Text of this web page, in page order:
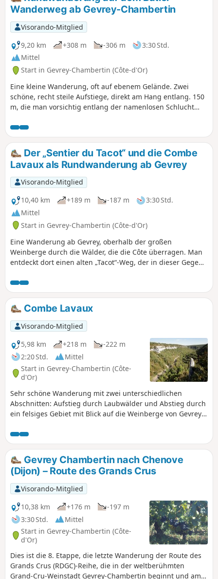
Wanderweg ab Gevrey-Chambertin
Visorando-Mitglied
9,20 km
+308 m -306 m
3:30 Std.
Mittel
Start in Gevrey-Chambertin (Côte-d'Or)
Eine kleine Wanderung, oft auf ebenem Gelände. Zwei
schöne, recht steile Aufstiege, direkt am Hang entlang. 150
m, die man vorsichtig entlang der namenlosen Schlucht
nie dicht und die Wege sind angenehm.
Der „Sentier du Tacot“ und die Combe
Lavaux als Rundwanderung ab Gevrey
Visorando-Mitglied
10,40 km
+189 m -187 m
3:30 Std.
Mittel
Start in Gevrey-Chambertin (Côte-d'Or)
Eine Wanderung ab Gevrey, oberhalb der großen
Weinberge durch die Wälder, die die Côte überragen. Man
entdeckt dort einen alten „Tacot“-Weg, der in dieser Gegend
den Tälern des Plateaus, bevor man über die Hänge der
Combe Lavaux, einem Naturschutzgebiet, zurückkehrt.
Combe Lavaux
Visorando-Mitglied
5,98 km
+218 m
-222 m
2:20 Std.
Mittel
Start in Gevrey-Chambertin (Côte-
d'Or)
Sehr schöne Wanderung mit zwei unterschiedlichen
Abschnitten: Aufstieg durch Laubwälder und Abstieg durch
ein felsiges Gebiet mit Blick auf die Weinberge von Gevrey
gibt es einige heikle Stufen. Gutes Schuhwerk erforderlich.
Gevrey Chambertin nach Chenove
(Dijon) – Route des Grands Crus
Visorando-Mitglied
10,38 km
+176 m
-197 m
3:30 Std.
Mittel
Start in Gevrey-Chambertin (Côte-
d'Or)
Dies ist die 8. Etappe, die letzte Wanderung der Route des
Grands Crus (RDGC)-Reihe, die in der weltberühmten
Grand-Cru-Weinstadt Gevrey-Chambertin beginnt und am